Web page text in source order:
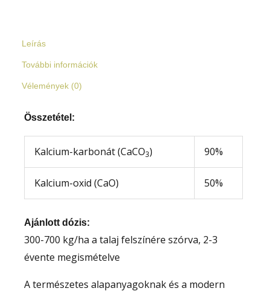
Leírás
További információk
Vélemények (0)
Összetétel:
Kalcium-karbonát (CaCO3) 90%
Kalcium-oxid (CaO) 50%
Ajánlott dózis:
300-700 kg/ha a talaj felszínére szórva, 2-3
évente megismételve
A természetes alapanyagoknak és a modern